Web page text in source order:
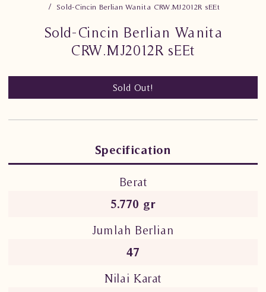
Sold-Cincin Berlian Wanita CRW.MJ2012R sEEt
Sold-Cincin Berlian Wanita
CRW.MJ2012R sEEt
Sold Out!
Specification
Berat
5.770 gr
Jumlah Berlian
47
Nilai Karat